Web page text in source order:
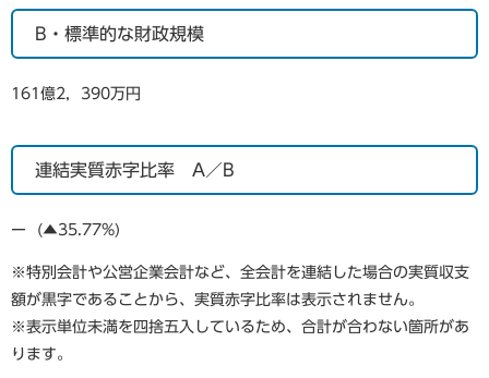
B・標準的な財政規模
161億2，390万円
連結実質赤字比率 A／B
ー (▲35.77%)
※特別会計や公営企業会計など、全会計を連結した場合の実質収支
額が黒字であることから、実質赤字比率は表示されません。
※表示単位未満を四捨五入しているため、合計が合わない箇所があ
ります。